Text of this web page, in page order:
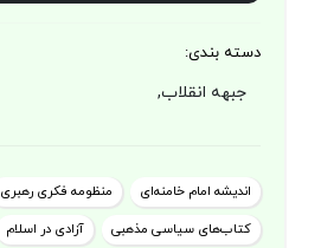
دسته بندی:
جبهه انقلاب,
اندیشه امام خامنه‌ای
منظومه فکری رهبری
کتاب‌های سیاسی مذهبی
آزادی در اسلام